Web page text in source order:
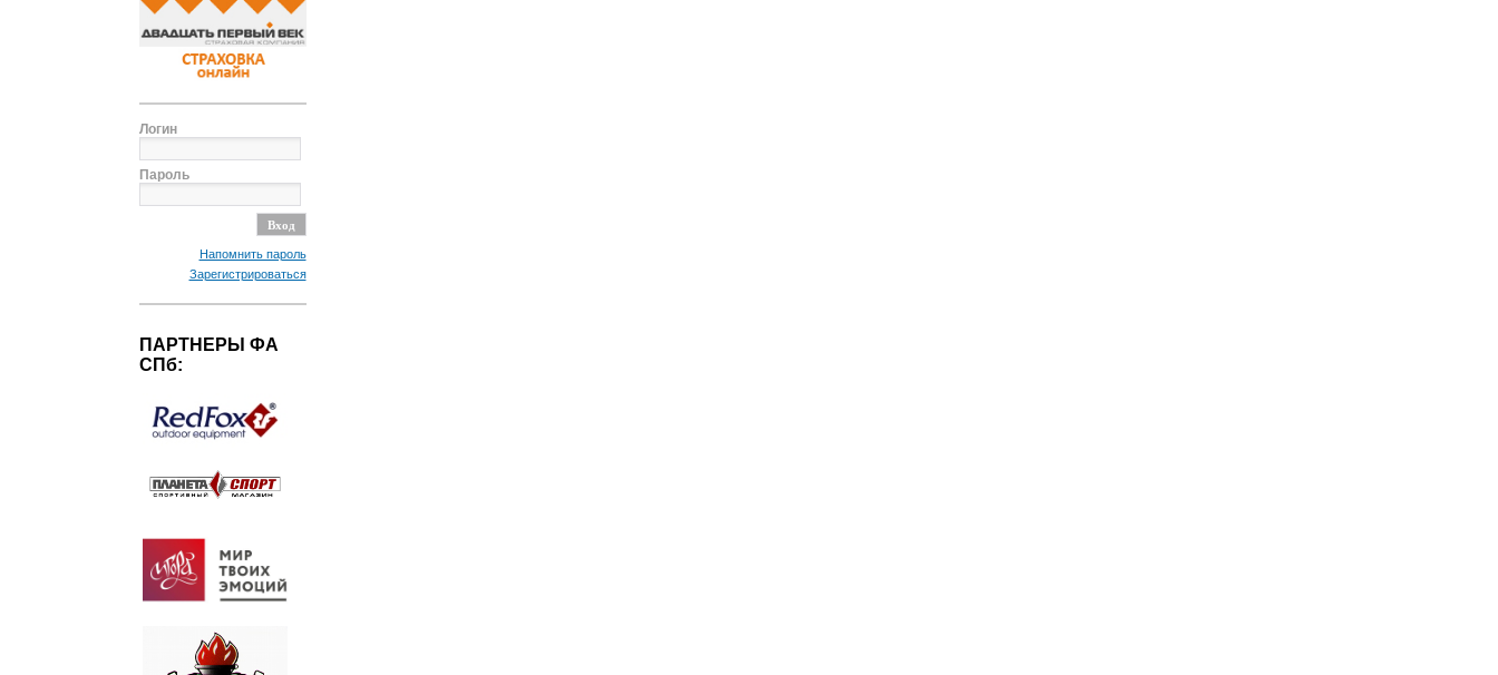
Логин
Пароль
Напомнить пароль
Зарегистрироваться
ПАРТНЕРЫ ФА
СПб: